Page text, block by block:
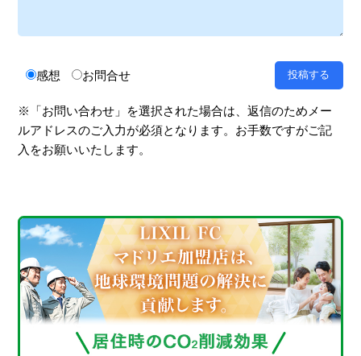
感想 お問合せ
※「お問い合わせ」を選択された場合は、返信のためメー
ルアドレスのご入力が必須となります。お手数ですがご記
入をお願いいたします。